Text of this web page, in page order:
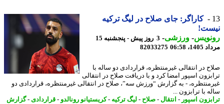
کاراگر: جای صلاح در لیگ ترکیه
-ورزشی-
3 روز پیش - پنجشنبه 15
06:58
82033275
در انتقالی غیرمنتظره، قراردادی دو ساله با
اسپور امضا کرد و با دریافت صلاح در انتقالی
- به گزارش “ورزش سه”، صلاح در انتقالی غیرمنتظره، قراردادی دو
با ترابزون ...
اسپور-انتقال-صلاح-لیگ ترکیه-کریستیانو رونالدو-قراردادی-گزارش